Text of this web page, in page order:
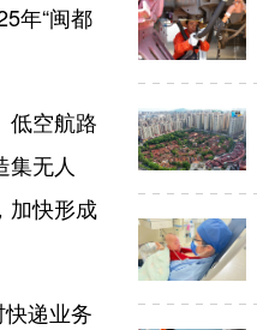
年“闽都
空航路
无人
加快形成
递业务